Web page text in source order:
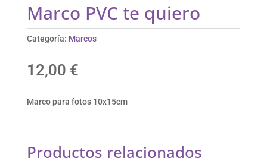
Marco PVC te quiero
Categoría: Marcos
12,00 €
Marco para fotos 10x15cm
Productos relacionados